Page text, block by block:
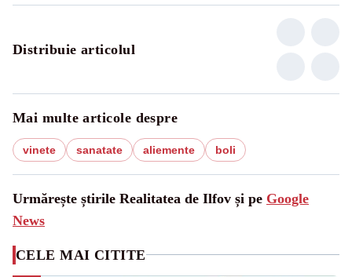
Distribuie articolul
Mai multe articole despre
vinete sanatate aliemente boli
Urmărește știrile Realitatea de Ilfov și pe Google
News
CELE MAI CITITE